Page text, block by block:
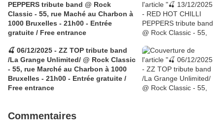
PEPPERS tribute band @ Rock
Classic - 55, rue Maché au Charbon à
1000 Bruxelles - 21h00 - Entrée
gratuite / Free entrance
🍒 06/12/2025 - ZZ TOP tribute band
/La Grange Unlimited/ @ Rock Classic
- 55, rue Marché au Charbon à 1000
Bruxelles - 21h00 - Entrée gratuite /
Free entrance
Commentaires